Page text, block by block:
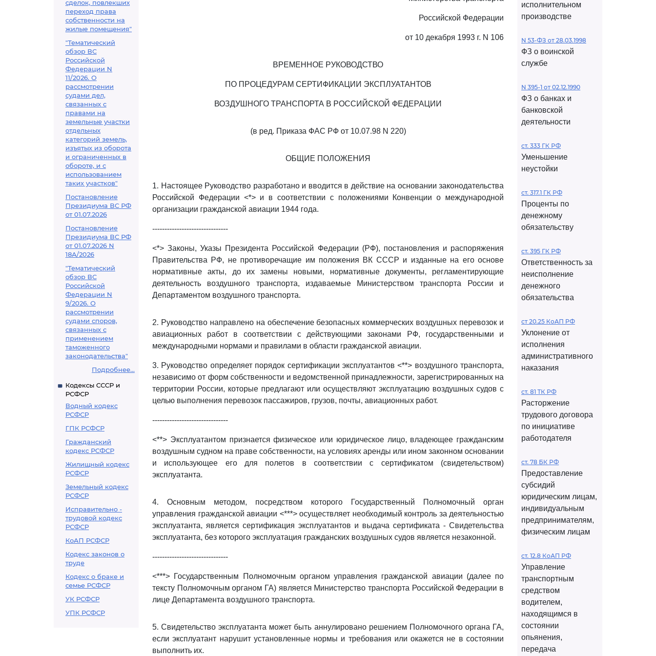
сделок, повлекших
переход права
собственности на
жилые помещения"
"Тематический
обзор ВС
Российской
Федерации N
11/2026. О
рассмотрении
судами дел,
связанных с
правами на
земельные участки
отдельных
категорий земель,
изъятых из оборота
и ограниченных в
обороте, и с
использованием
таких участков"
Постановление
Президиума ВС РФ
от 01.07.2026
Постановление
Президиума ВС РФ
от 01.07.2026 N
18А/2026
"Тематический
обзор ВС
Российской
Федерации N
9/2026. О
рассмотрении
судами споров,
связанных с
применением
таможенного
законодательства"
Подробнее...
Кодексы СССР и
РСФСР
Водный кодекс
РСФСР
ГПК РСФСР
Гражданский
кодекс РСФСР
Жилищный кодекс
РСФСР
Земельный кодекс
РСФСР
Исправительно -
трудовой кодекс
РСФСР
КоАП РСФСР
Кодекс законов о
труде
Кодекс о браке и
семье РСФСР
УК РСФСР
УПК РСФСР
Российской Федерации
от 10 декабря 1993 г. N 106
ВРЕМЕННОЕ РУКОВОДСТВО
ПО ПРОЦЕДУРАМ СЕРТИФИКАЦИИ ЭКСПЛУАТАНТОВ
ВОЗДУШНОГО ТРАНСПОРТА В РОССИЙСКОЙ ФЕДЕРАЦИИ
(в ред. Приказа ФАС РФ от 10.07.98 N 220)
ОБЩИЕ ПОЛОЖЕНИЯ
1. Настоящее Руководство разработано и вводится в действие на основании законодательства
Российской Федерации <*> и в соответствии с положениями Конвенции о международной
организации гражданской авиации 1944 года.
-------------------------------
<*> Законы, Указы Президента Российской Федерации (РФ), постановления и распоряжения
Правительства РФ, не противоречащие им положения ВК СССР и изданные на его основе
нормативные акты, до их замены новыми, нормативные документы, регламентирующие
деятельность воздушного транспорта, издаваемые Министерством транспорта России и
Департаментом воздушного транспорта.
2. Руководство направлено на обеспечение безопасных коммерческих воздушных перевозок и
авиационных работ в соответствии с действующими законами РФ, государственными и
международными нормами и правилами в области гражданской авиации.
3. Руководство определяет порядок сертификации эксплуатантов <**> воздушного транспорта,
независимо от форм собственности и ведомственной принадлежности, зарегистрированных на
территории России, которые предлагают или осуществляют эксплуатацию воздушных судов с
целью выполнения перевозок пассажиров, грузов, почты, авиационных работ.
-------------------------------
<**> Эксплуатантом признается физическое или юридическое лицо, владеющее гражданским
воздушным судном на праве собственности, на условиях аренды или ином законном основании
и использующее его для полетов в соответствии с сертификатом (свидетельством)
эксплуатанта.
4. Основным методом, посредством которого Государственный Полномочный орган
управления гражданской авиации <***> осуществляет необходимый контроль за деятельностью
эксплуатанта, является сертификация эксплуатантов и выдача сертификата - Свидетельства
эксплуатанта, без которого эксплуатация гражданских воздушных судов является незаконной.
-------------------------------
<***> Государственным Полномочным органом управления гражданской авиации (далее по
тексту Полномочным органом ГА) является Министерство транспорта Российской Федерации в
лице Департамента воздушного транспорта.
5. Свидетельство эксплуатанта может быть аннулировано решением Полномочного органа ГА,
если эксплуатант нарушит установленные нормы и требования или окажется не в состоянии
выполнить их.
исполнительном
производстве
N 53-ФЗ от 28.03.1998
ФЗ о воинской
службе
N 395-1 от 02.12.1990
ФЗ о банках и
банковской
деятельности
ст. 333 ГК РФ
Уменьшение
неустойки
ст. 317.1 ГК РФ
Проценты по
денежному
обязательству
ст. 395 ГК РФ
Ответственность за
неисполнение
денежного
обязательства
ст 20.25 КоАП РФ
Уклонение от
исполнения
административного
наказания
ст. 81 ТК РФ
Расторжение
трудового договора
по инициативе
работодателя
ст. 78 БК РФ
Предоставление
субсидий
юридическим лицам,
индивидуальным
предпринимателям,
физическим лицам
ст. 12.8 КоАП РФ
Управление
транспортным
средством
водителем,
находящимся в
состоянии
опьянения,
передача